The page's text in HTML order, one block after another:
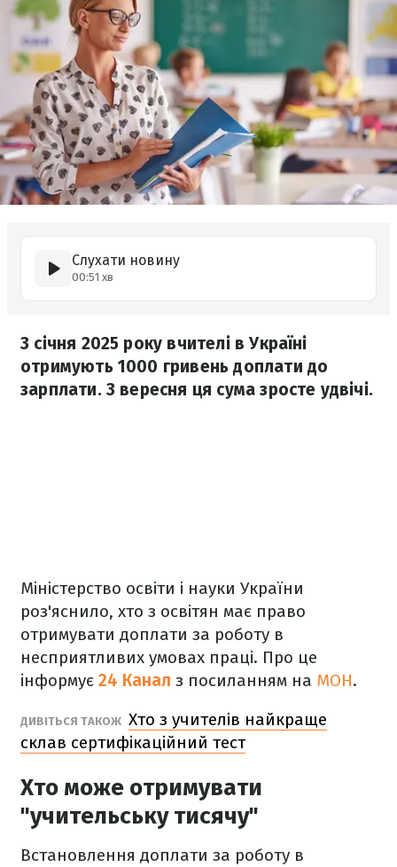
Слухати новину
00:51 хв
З січня 2025 року вчителі в Україні
отримують 1000 гривень доплати до
зарплати. З вересня ця сума зросте удвічі.
Міністерство освіти і науки України
роз'яснило, хто з освітян має право
отримувати доплати за роботу в
несприятливих умовах праці. Про це
інформує 24 Канал з посиланням на МОН.
ДИВІТЬСЯ ТАКОЖ Хто з учителів найкраще
склав сертифікаційний тест
Хто може отримувати
"учительську тисячу"
Встановлення доплати за роботу в